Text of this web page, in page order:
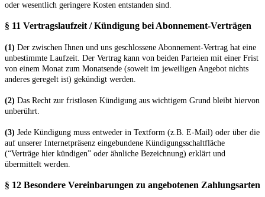
oder wesentlich geringere Kosten entstanden sind.
§ 11 Vertragslaufzeit / Kündigung bei Abonnement-Verträgen
(1) Der zwischen Ihnen und uns geschlossene Abonnement-Vertrag hat eine
unbestimmte Laufzeit. Der Vertrag kann von beiden Parteien mit einer Frist
von einem Monat zum Monatsende (soweit im jeweiligen Angebot nichts
anderes geregelt ist) gekündigt werden.
(2) Das Recht zur fristlosen Kündigung aus wichtigem Grund bleibt hiervon
unberührt.
(3) Jede Kündigung muss entweder in Textform (z.B. E-Mail) oder über die
auf unserer Internetpräsenz eingebundene Kündigungsschaltfläche
(“Verträge hier kündigen” oder ähnliche Bezeichnung) erklärt und
übermittelt werden.
§ 12 Besondere Vereinbarungen zu angebotenen Zahlungsarten